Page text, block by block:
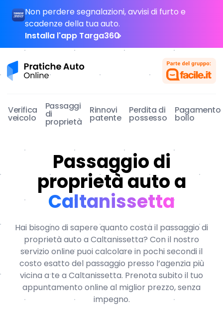
Non perdere segnalazioni, avvisi di furto e
scadenze della tua auto.
Installa l'app Targa360
Pratiche Auto Online
Verifica
veicolo
Passaggi
di
proprietà
Rinnovi
patente
Perdita di
possesso
Pagamento
bollo
Passaggio di
proprietà auto a
Caltanissetta
Hai bisogno di sapere quanto costa il passaggio di
proprietà auto a Caltanissetta? Con il nostro
servizio online puoi calcolare in pochi secondi il
costo esatto del passaggio presso l’agenzia più
vicina a te a Caltanissetta. Prenota subito il tuo
appuntamento online al miglior prezzo, senza
impegno.